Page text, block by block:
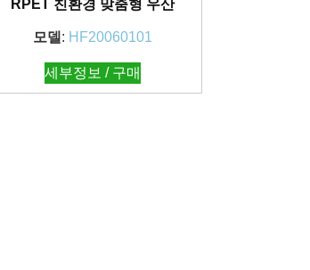
RPET 친환경 맞춤형 우산
모델 : HF20060101
세부정보 / 구매